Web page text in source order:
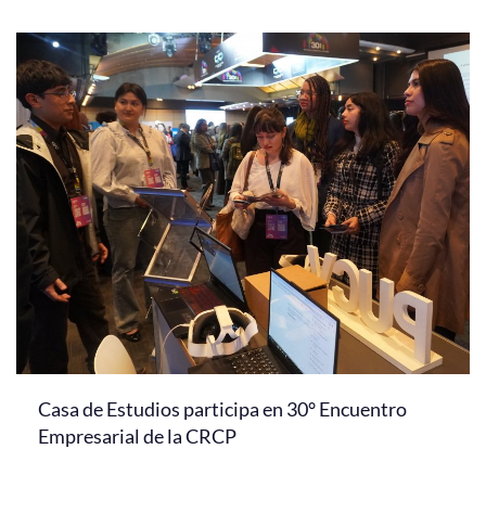
Casa de Estudios participa en 30° Encuentro
Empresarial de la CRCP